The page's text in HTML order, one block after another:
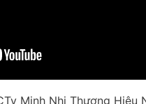
Minh Nhi Thương